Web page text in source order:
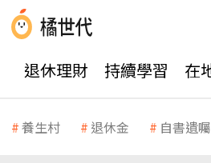
退休理財 持續學習 在
養生村 退休金 自書遺囑